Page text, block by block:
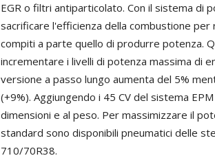
EGR o filtri antiparticolato. Con il sistema di
sacrificare l'efficienza della combustione
compiti a parte quello di produrre potenza.
incrementare i livelli di potenza massima di
versione a passo lungo aumenta del 5%
(+9%). Aggiungendo i 45 CV del sistema
dimensioni e al peso. Per massimizzare il
standard sono disponibili pneumatici delle
710/70R38.